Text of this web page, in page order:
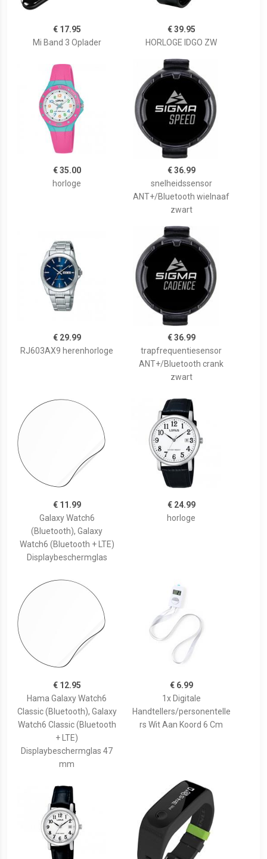
€ 17.95
Mi Band 3 Oplader
€ 39.95
HORLOGE IDGO ZW
€ 35.00
horloge
€ 36.99
snelheidssensor
ANT+/Bluetooth wielnaaf
zwart
€ 29.99
RJ603AX9 herenhorloge
€ 36.99
trapfrequentiesensor
ANT+/Bluetooth crank
zwart
€ 11.99
Galaxy Watch6
(Bluetooth), Galaxy
Watch6 (Bluetooth + LTE)
Displaybeschermglas
€ 24.99
horloge
€ 12.95
Hama Galaxy Watch6
Classic (Bluetooth), Galaxy
Watch6 Classic (Bluetooth
+ LTE)
Displaybeschermglas 47
mm
€ 6.99
1x Digitale
Handtellers/personentelle
rs Wit Aan Koord 6 Cm